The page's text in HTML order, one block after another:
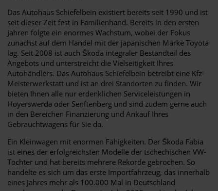
Das Autohaus Schiefelbein existiert bereits seit 1990 und ist
seit dieser Zeit fest in Familienhand. Bereits in den ersten
Jahren folgte ein enormes Wachstum, wobei der Fokus
zunächst auf dem Handel mit der japanischen Marke Toyota
lag. Seit 2008 ist auch Škoda integraler Bestandteil des
Angebots und unterstreicht die Vielseitigkeit Ihres
Autohändlers. Das Autohaus Schiefelbein betreibt eine Kfz-
Meisterwerkstatt und ist an drei Standorten zu finden. Wir
bieten Ihnen alle nur erdenklichen Serviceleistungen in
Hoyerswerda oder Senftenberg und sind zudem gerne auch
in den Bereichen Finanzierung und Ankauf Ihres
Gebrauchtwagens für Sie da.
Ein Kleinwagen mit enormen Fähigkeiten. Der Škoda Fabia
ist eines der erfolgreichsten Modelle der tschechischen VW-
Tochter und hat bereits mehrere Rekorde gebrochen. So
handelte es sich um das erste Importfahrzeug, das innerhalb
eines Jahres mehr als 100.000 Mal in Deutschland